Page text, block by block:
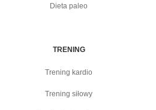
Dieta paleo
TRENING
Trening kardio
Trening siłowy